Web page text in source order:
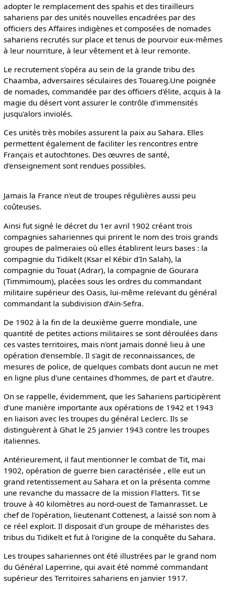
adopter le remplacement des spahis et des tirailleurs
sahariens par des unités nouvelles encadrées par des
officiers des Affaires indigènes et composées de nomades
sahariens recrutés sur place et tenus de pourvoir eux-mêmes
à leur nourriture, à leur vêtement et à leur remonte.
Le recrutement s'opéra au sein de la grande tribu des
Chaamba, adversaires séculaires des Touareg.Une poignée
de nomades, commandée par des officiers d'élite, acquis à la
magie du désert vont assurer le contrôle d'immensités
jusqu'alors inviolés.
Ces unités très mobiles assurent la paix au Sahara. Elles
permettent également de faciliter les rencontres entre
Français et autochtones. Des œuvres de santé,
d'enseignement sont rendues possibles.
Jamais la France n'eut de troupes régulières aussi peu
coûteuses.
Ainsi fut signé le décret du 1er avril 1902 créant trois
compagnies sahariennes qui prirent le nom des trois grands
groupes de palmeraies où elles établirent leurs bases : la
compagnie du Tidikelt (Ksar el Kébir d'In Salah), la
compagnie du Touat (Adrar), la compagnie de Gourara
(Timmimoum), placées sous les ordres du commandant
militaire supérieur des Oasis, lui-même relevant du général
commandant la subdivision d'Aïn-Sefra.
De 1902 à la fin de la deuxième guerre mondiale, une
quantité de petites actions militaires se sont déroulées dans
ces vastes territoires, mais n'ont jamais donné lieu à une
opération d'ensemble. Il s'agit de reconnaissances, de
mesures de police, de quelques combats dont aucun ne met
en ligne plus d'une centaines d'hommes, de part et d'autre.
On se rappelle, évidemment, que les Sahariens participèrent
d'une manière importante aux opérations de 1942 et 1943
en liaison avec les troupes du général Leclerc. Ils se
distinguèrent à Ghat le 25 janvier 1943 contre les troupes
italiennes.
Antérieurement, il faut mentionner le combat de Tit, mai
1902, opération de guerre bien caractérisée , elle eut un
grand retentissement au Sahara et on la présenta comme
une revanche du massacre de la mission Flatters. Tit se
trouve à 40 kilomètres au nord-ouest de Tamanrasset. Le
chef de l'opération, lieutenant Cottenest, a laissé son nom à
ce réel exploit. Il disposait d'un groupe de méharistes des
tribus du Tidikelt et fut à l'origine de la conquête du Sahara.
Les troupes sahariennes ont été illustrées par le grand nom
du Général Laperrine, qui avait été nommé commandant
supérieur des Territoires sahariens en janvier 1917.